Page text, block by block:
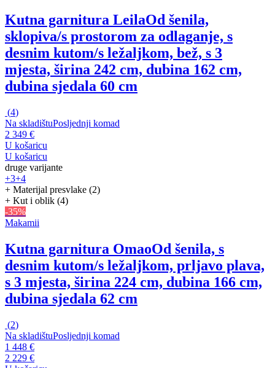
Kutna garnitura LeilaOd šenila,
sklopiva/s prostorom za odlaganje, s
desnim kutom/s ležaljkom, bež, s 3
mjesta, širina 242 cm, dubina 162 cm,
dubina sjedala 60 cm
(4)
Na skladištuPosljednji komad
2 349 €
U košaricu
U košaricu
druge varijante
+3+4
+ Materijal presvlake (2)
+ Kut i oblik (4)
-35%
Makamii
Kutna garnitura OmaoOd šenila, s
desnim kutom/s ležaljkom, prljavo plava,
s 3 mjesta, širina 224 cm, dubina 166 cm,
dubina sjedala 62 cm
(2)
Na skladištuPosljednji komad
1 448 €
2 229 €